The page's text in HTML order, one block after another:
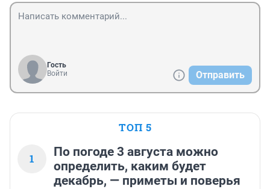
Гость
Войти
Отправить
ТОП 5
1
По погоде 3 августа можно
определить, каким будет
декабрь, — приметы и поверья